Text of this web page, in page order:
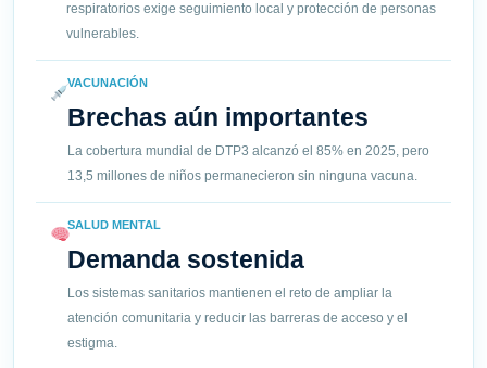
respiratorios exige seguimiento local y protección de personas
vulnerables.
VACUNACIÓN
Brechas aún importantes
La cobertura mundial de DTP3 alcanzó el 85% en 2025, pero
13,5 millones de niños permanecieron sin ninguna vacuna.
SALUD MENTAL
Demanda sostenida
Los sistemas sanitarios mantienen el reto de ampliar la
atención comunitaria y reducir las barreras de acceso y el
estigma.